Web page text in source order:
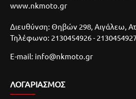
www.nkmoto.gr
Διευθύνση: Θηβών 298, Αιγάλεω,
Τηλέφωνο: 2130454926 -
E-mail: info@nkmoto.gr
ΛΟΓΑΡΙΑΣΜΌΣ